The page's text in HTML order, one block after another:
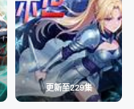
更新至229集